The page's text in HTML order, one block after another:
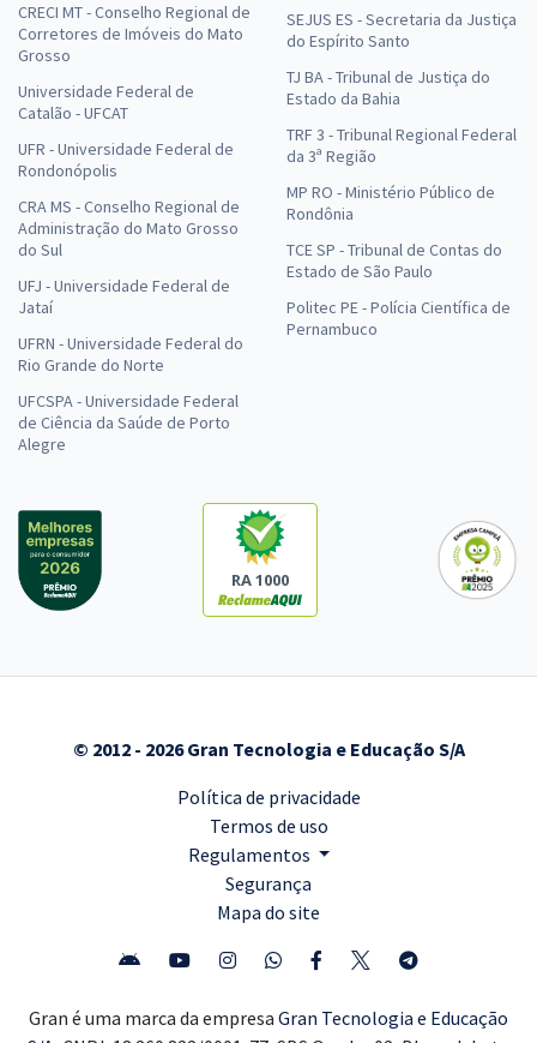
CRECI MT - Conselho Regional de
Corretores de Imóveis do Mato
Grosso
Universidade Federal de
Catalão - UFCAT
UFR - Universidade Federal de
Rondonópolis
CRA MS - Conselho Regional de
Administração do Mato Grosso
do Sul
UFJ - Universidade Federal de
Jataí
UFRN - Universidade Federal do
Rio Grande do Norte
UFCSPA - Universidade Federal
de Ciência da Saúde de Porto
Alegre
SEJUS ES - Secretaria da Justiça
do Espírito Santo
TJ BA - Tribunal de Justiça do
Estado da Bahia
TRF 3 - Tribunal Regional Federal
da 3ª Região
MP RO - Ministério Público de
Rondônia
TCE SP - Tribunal de Contas do
Estado de São Paulo
Politec PE - Polícia Científica de
Pernambuco
RA 1000
© 2012 - 2026 Gran Tecnologia e Educação S/A
Política de privacidade
Termos de uso
Regulamentos
Segurança
Mapa do site
Gran é uma marca da empresa Gran Tecnologia e Educação